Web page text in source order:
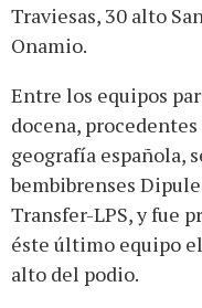
Traviesas, 30 alto
Onamio.
Entre los equipos
docena,
geografía española,
bembibrenses
Transfer-LPS, y fue
éste último equipo
alto del podio.